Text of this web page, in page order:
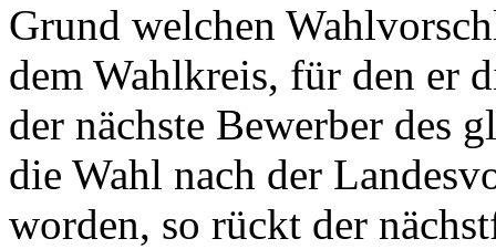
Grund welchen
dem Wahlkreis, für den er
der nächste Bewerber des
die Wahl nach der
worden, so rückt der